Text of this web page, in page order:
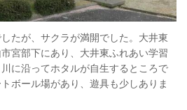
たが、サクラが満開でした。大井東
宮部下にあり、大井東ふれあい学習
に沿ってホタルが自生するところで
ボール場があり、遊具も少しありま